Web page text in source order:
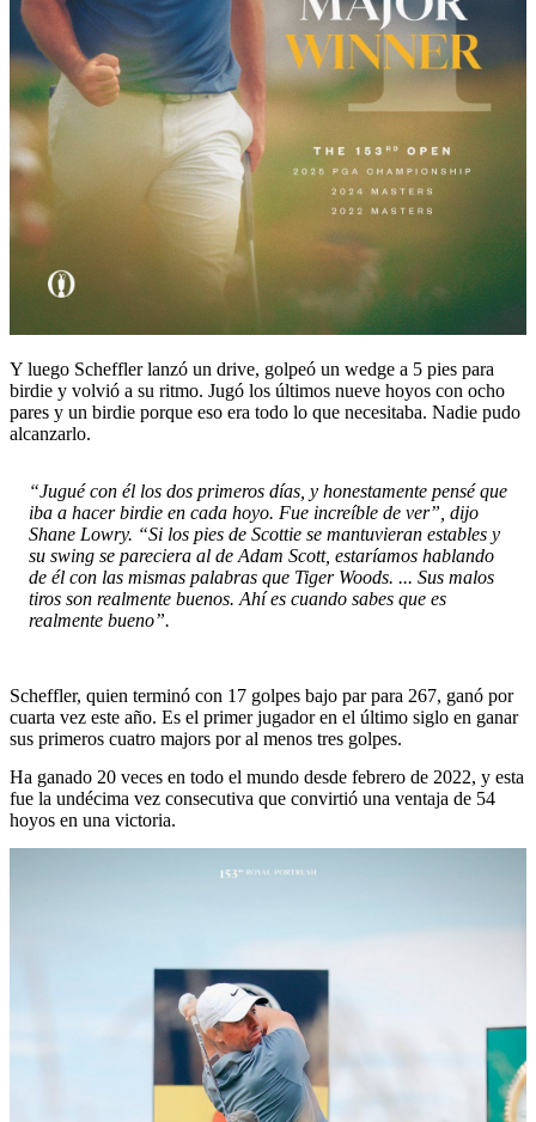
Y luego Scheffler lanzó un drive, golpeó un wedge a 5 pies para
birdie y volvió a su ritmo. Jugó los últimos nueve hoyos con ocho
pares y un birdie porque eso era todo lo que necesitaba. Nadie pudo
alcanzarlo.
“Jugué con él los dos primeros días, y honestamente pensé que
iba a hacer birdie en cada hoyo. Fue increíble de ver”, dijo
Shane Lowry. “Si los pies de Scottie se mantuvieran estables y
su swing se pareciera al de Adam Scott, estaríamos hablando
de él con las mismas palabras que Tiger Woods. ... Sus malos
tiros son realmente buenos. Ahí es cuando sabes que es
realmente bueno”.
Scheffler, quien terminó con 17 golpes bajo par para 267, ganó por
cuarta vez este año. Es el primer jugador en el último siglo en ganar
sus primeros cuatro majors por al menos tres golpes.
Ha ganado 20 veces en todo el mundo desde febrero de 2022, y esta
fue la undécima vez consecutiva que convirtió una ventaja de 54
hoyos en una victoria.